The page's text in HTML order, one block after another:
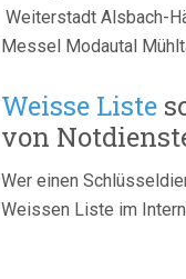
Weiterstadt Alsbach-
Messel Modautal
Weisse Liste
von
Wer einen
Weissen Liste im